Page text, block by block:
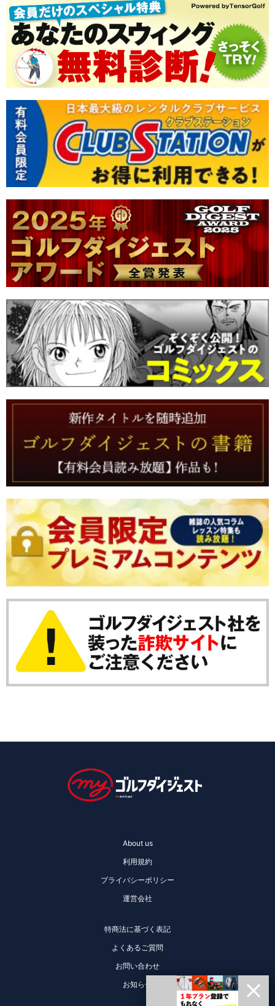
About us
利用規約
プライバシーポリシー
運営会社
特商法に基づく表記
よくあるご質問
お問い合わせ
お知らせ